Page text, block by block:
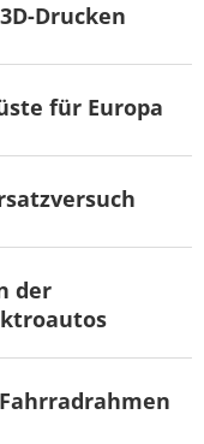
Drucken
für Europa
der